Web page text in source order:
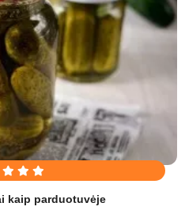
kaip parduotuvėje